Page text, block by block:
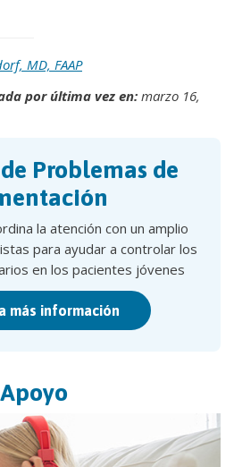
MD, FAAP
por última vez en: marzo 16,
Problemas de
la atención con un amplio
para ayudar a controlar los
en los pacientes jóvenes
más información